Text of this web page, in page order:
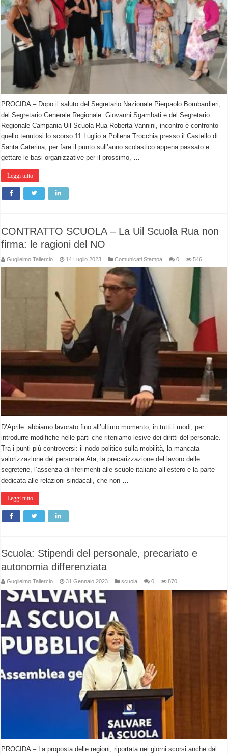
PROCIDA – Dopo il saluto del Segretario Nazionale Pierpaolo Bombardieri,
del Segretario Generale Regionale Giovanni Sgambati e del Segretario
Regionale Campania Uil Scuola Rua Roberta Vannini, incontro e confronto
quello tenutosi lo scorso 11 Luglio a Pollena Trocchia presso il Castello di
Santa Caterina, per fare il punto sull’anno scolastico appena passato e
gettare le basi organizzative per il prossimo, …
Leggi tutto
CONTRATTO SCUOLA – La Uil Scuola Rua non
firma: le ragioni del NO
Guglielmo Taliercio 14 Luglio 2023 Comunicati Stampa 0 546
D’Aprile: abbiamo lavorato fino all’ultimo momento, in tutti i modi, per
introdurre modifiche nelle parti che riteniamo lesive dei diritti del personale.
Tra i punti più controversi: il nodo politico sulla mobilità, la mancata
valorizzazione del personale Ata, la precarizzazione del lavoro delle
segreterie, l’assenza di riferimenti alle scuole italiane all’estero e la parte
dedicata alle relazioni sindacali, che non …
Leggi tutto
Scuola: Stipendi del personale, precariato e
autonomia differenziata
Guglielmo Taliercio 31 Gennaio 2023 scuola 0 870
PROCIDA – La proposta delle regioni, riportata nei giorni scorsi anche dal